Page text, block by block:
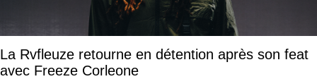
La Rvfleuze retourne en détention après son feat
avec Freeze Corleone